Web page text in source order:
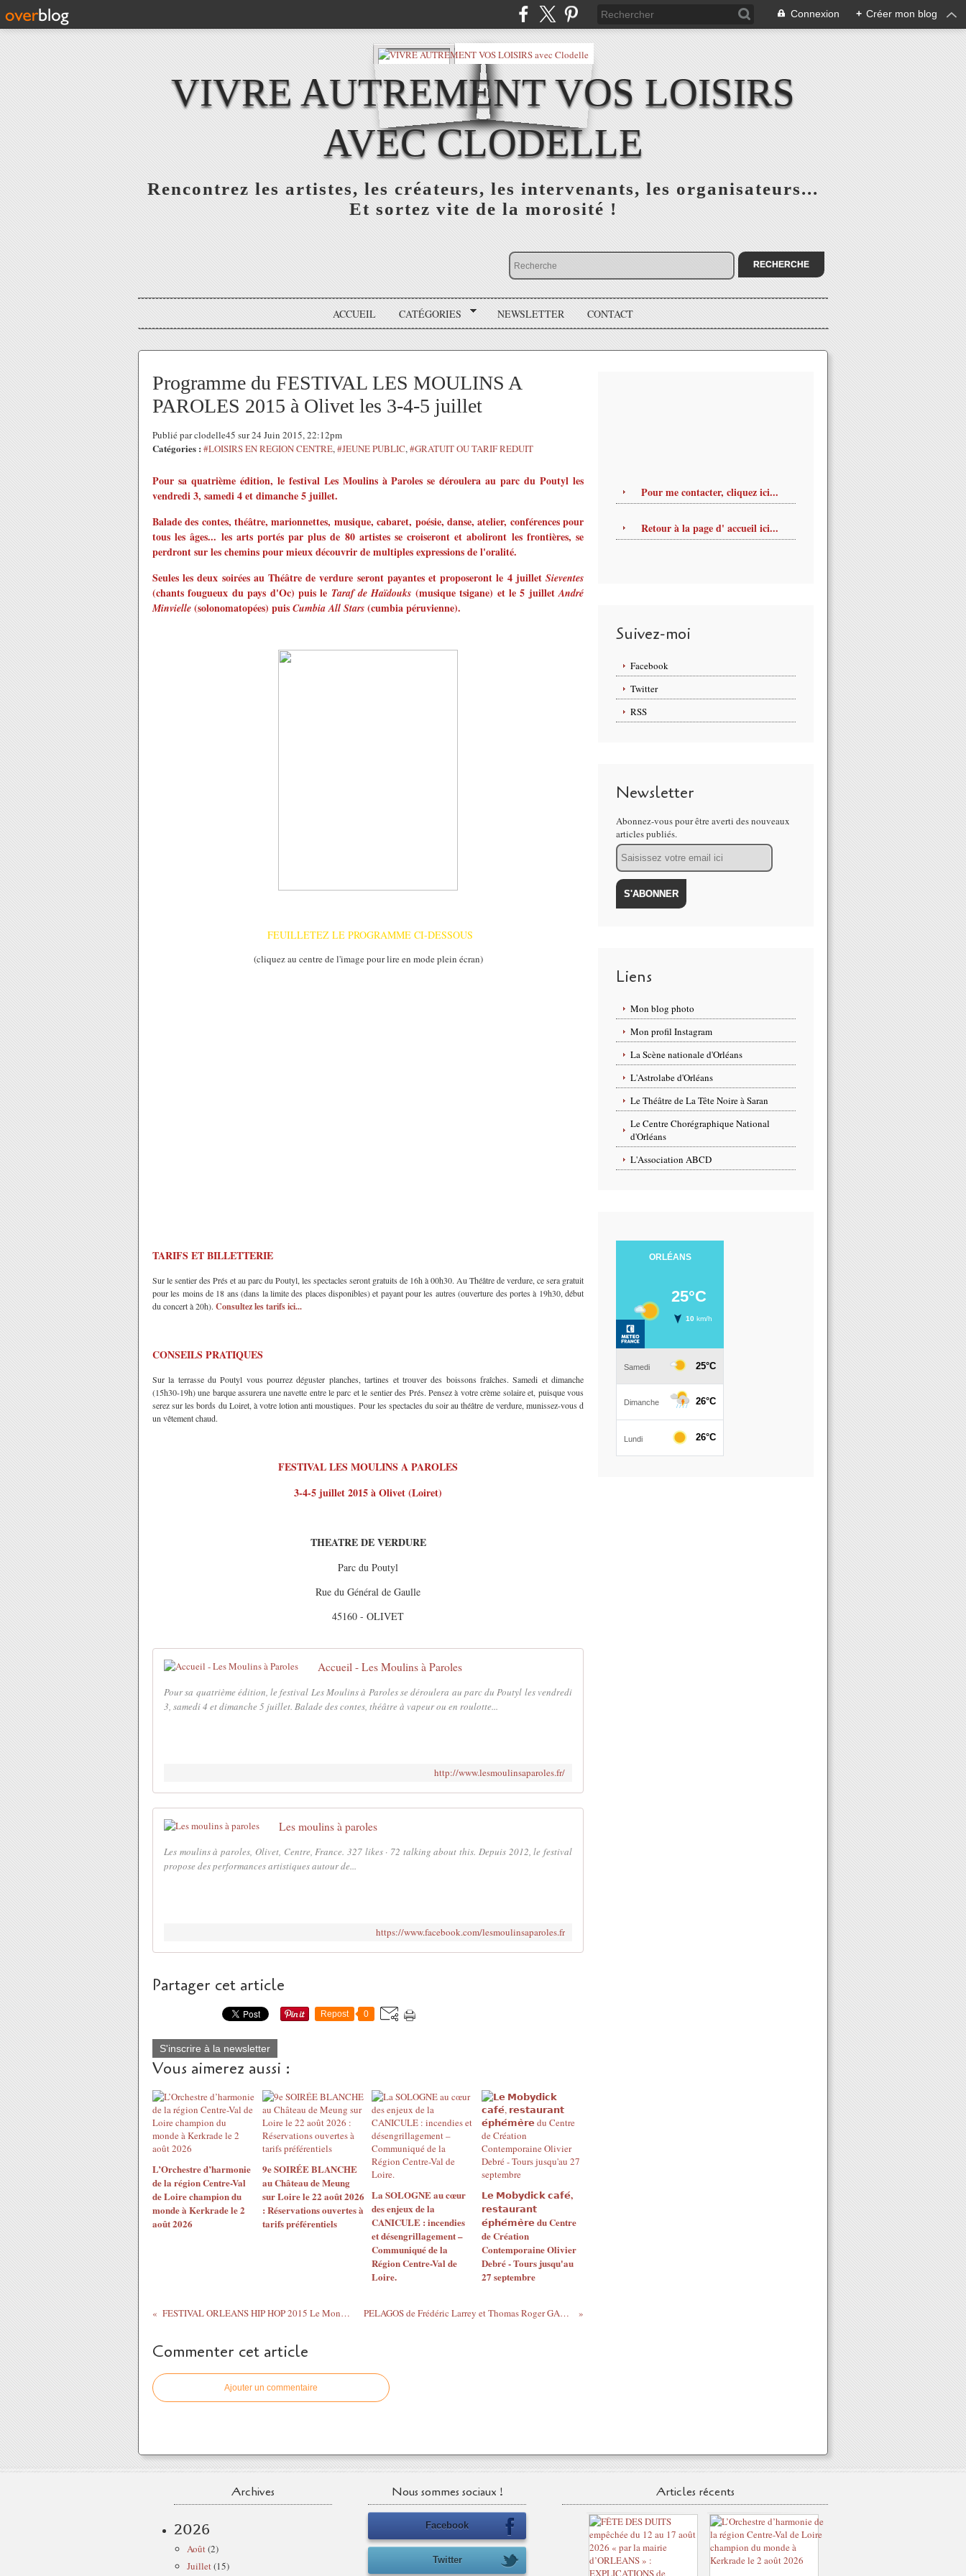
Connexion + Créer mon blog
VIVRE AUTREMENT VOS LOISIRS
AVEC CLODELLE
Rencontrez les artistes, les créateurs, les intervenants, les organisateurs...
Et sortez vite de la morosité !
ACCUEIL CATÉGORIES NEWSLETTER CONTACT
Programme du FESTIVAL LES MOULINS A
PAROLES 2015 à Olivet les 3-4-5 juillet
Publié par clodelle45 sur 24 Juin 2015, 22:12pm
Catégories : #LOISIRS EN REGION CENTRE,#JEUNE PUBLIC,#GRATUIT OU TARIF REDUIT
Pour sa quatrième édition, le festival Les Moulins à Paroles se déroulera au parc du Poutyl les
vendredi 3, samedi 4 et dimanche 5 juillet.
Balade des contes, théâtre, marionnettes, musique, cabaret, poésie, danse, atelier, conférences pour
tous les âges... les arts portés par plus de 80 artistes se croiseront et aboliront les frontières, se
perdront sur les chemins pour mieux découvrir de multiples expressions de l'oralité.
Seules les deux soirées au Théâtre de verdure seront payantes et proposeront le 4 juillet Sieventes
(chants fougueux du pays d'Oc) puis le Taraf de Haïdouks (musique tsigane) et le 5 juilletAndré
Minvielle (solonomatopées) puis Cumbia All Stars (cumbia péruvienne).
FEUILLETEZ LE PROGRAMME CI-DESSOUS
(cliquez au centre de l'image pour lire en mode plein écran)
TARIFS ET BILLETTERIE
Sur le sentier des Prés et au parc du Poutyl, les spectacles seront gratuits de 16h à 00h30. Au Théâtre de verdure, ce sera gratuit
pour les moins de 18 ans (dans la limite des places disponibles) et payant pour les autres (ouverture des portes à 19h30, début
du concert à 20h). Consultez les tarifs ici...
CONSEILS PRATIQUES
Sur la terrasse du Poutyl vous pourrez déguster planches, tartines et trouver des boissons fraîches. Samedi et dimanche
(15h30-19h) une barque assurera une navette entre le parc et le sentier des Prés. Pensez à votre crème solaire et, puisque vous
serez sur les bords du Loiret, à votre lotion anti moustiques. Pour les spectacles du soir au théâtre de verdure, munissez-vous d
un vêtement chaud.
FESTIVAL LES MOULINS A PAROLES
3-4-5 juillet 2015 à Olivet (Loiret)
THEATRE DE VERDURE
Parc du Poutyl
Rue du Général de Gaulle
45160 - OLIVET
Accueil - Les Moulins à Paroles
Pour sa quatrième édition, le festival Les Moulins à Paroles se déroulera au parc du Poutyl les vendredi
3, samedi 4 et dimanche 5 juillet. Balade des contes, théâtre à vapeur ou en roulotte...
http://www.lesmoulinsaparoles.fr/
Les moulins à paroles
Les moulins à paroles, Olivet, Centre, France. 327 likes · 72 talking about this. Depuis 2012, le festival
propose des performances artistiques autour de...
https://www.facebook.com/lesmoulinsaparoles.fr
Partager cet article
Repost 0
S'inscrire à la newsletter
Vous aimerez aussi :
L’Orchestre d’harmonie
de la région Centre-Val
de Loire champion du
monde à Kerkrade le 2
août 2026
9e SOIRÉE BLANCHE
au Château de Meung
sur Loire le 22 août 2026
: Réservations ouvertes à
tarifs préférentiels
La SOLOGNE au cœur
des enjeux de la
CANICULE : incendies
et désengrillagement –
Communiqué de la
Région Centre-Val de
Loire.
𝗟𝗲 𝗠𝗼𝗯𝘆𝗱𝗶𝗰𝗸 𝗰𝗮𝗳𝗲́,
𝗿𝗲𝘀𝘁𝗮𝘂𝗿𝗮𝗻𝘁
𝗲́𝗽𝗵𝗲́𝗺𝗲̀𝗿𝗲 du Centre
de Création
Contemporaine Olivier
Debré - Tours jusqu'au
27 septembre
FESTIVAL ORLEANS HIP HOP 2015 Le Monde de Modan Cie Aède Muséum 27 juin PELAGOS de Frédéric Larrey et Thomas Roger GALERIE DU LION 26 juin-6 septembre 2015
Commenter cet article
Ajouter un commentaire
Pour me contacter, cliquez ici...
Retour à la page d' accueil ici...
Suivez-moi
Facebook
Twitter
RSS
Newsletter
Abonnez-vous pour être averti des nouveaux
articles publiés.
Email
Liens
Mon blog photo
Mon profil Instagram
La Scène nationale d'Orléans
L'Astrolabe d'Orléans
Le Théâtre de La Tête Noire à Saran
Le Centre Chorégraphique National
d'Orléans
L'Association ABCD
Archives
2026
Août(2)
Juillet(15)
Nous sommes sociaux !
Facebook
Twitter
Articles récents